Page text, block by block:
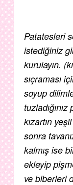
Patatesleri
istediğiniz
kurulayın.
sıçraması
soyup
kızartın
sonra
kalmış ise
ekleyip
ve biberleri